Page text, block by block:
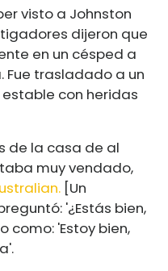
visto a Johnston
dijeron que
en un césped a
Fue trasladado a un
con heridas
de la casa de al
muy vendado,
[Un
'¿Estás bien,
como: 'Estoy bien,